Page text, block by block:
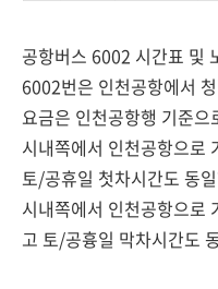
공항버스 6002 시간표 및
6002번은 인천공항에서
요금은 인천공항행 기준
시내쪽에서 인천공항으로
토/공휴일 첫차시간도 동
시내쪽에서 인천공항으로
고 토/공흉일 막차시간도